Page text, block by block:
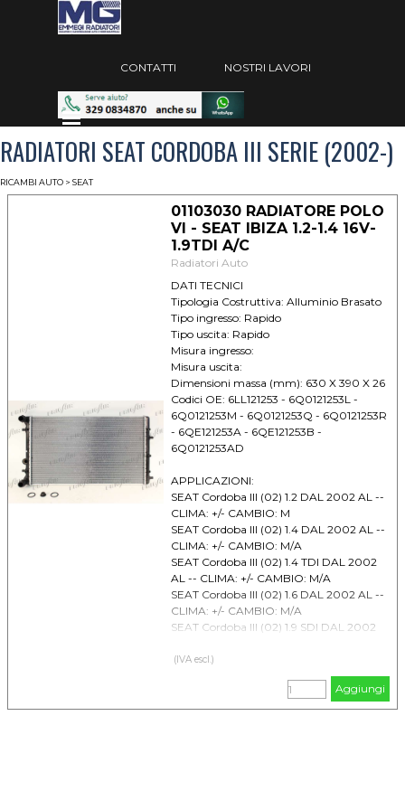
Vai ai contenuti
Salta menù
CONTATTI NOSTRI LAVORI
Salta menù
RADIATORI SEAT CORDOBA III SERIE (2002-)
RICAMBI AUTO > SEAT
01103030 RADIATORE POLO
VI - SEAT IBIZA 1.2-1.4 16V-
1.9TDI A/C
Radiatori Auto
DATI TECNICI
Tipologia Costruttiva: Alluminio Brasato
Tipo ingresso: Rapido
Tipo uscita: Rapido
Misura ingresso:
Misura uscita:
Dimensioni massa (mm): 630 X 390 X 26
Codici OE: 6LL121253 - 6Q0121253L -
6Q0121253M - 6Q0121253Q - 6Q0121253R
- 6QE121253A - 6QE121253B -
6Q0121253AD
APPLICAZIONI:
SEAT Cordoba III (02) 1.2 DAL 2002 AL --
CLIMA: +/- CAMBIO: M
SEAT Cordoba III (02) 1.4 DAL 2002 AL --
CLIMA: +/- CAMBIO: M/A
SEAT Cordoba III (02) 1.4 TDI DAL 2002
AL -- CLIMA: +/- CAMBIO: M/A
SEAT Cordoba III (02) 1.6 DAL 2002 AL --
CLIMA: +/- CAMBIO: M/A
SEAT Cordoba III (02) 1.9 SDI DAL 2002
SEAT Cordoba III (02) 1.9 TDI Mot. ASZ-
BLT DAL 2002 AL -- CLIMA: +/- CAMBIO:
SEAT Cordoba III (02) 1.9 TDI Mot. ATD-
(IVA escl.)
Aggiungi